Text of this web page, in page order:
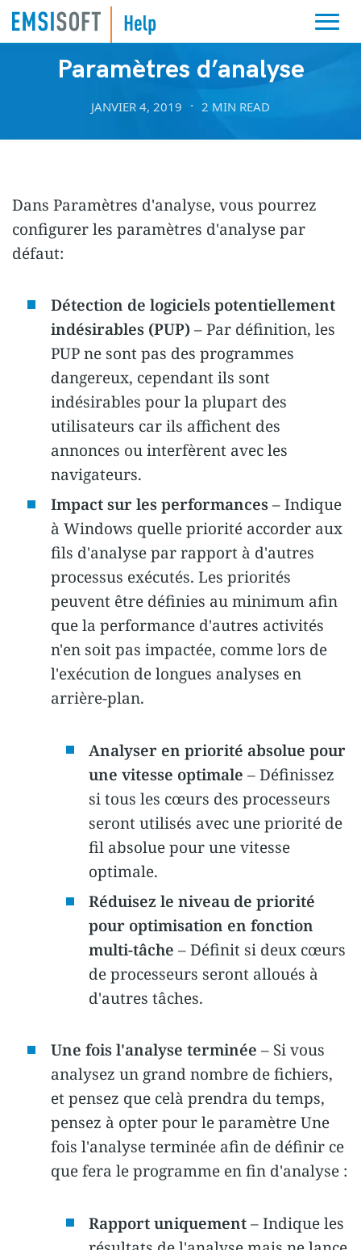
ANALYSES DE LOGICIELS MALVEILLANTS
Paramètres d’analyse
JANVIER 4, 2019 2 MIN READ
Dans Paramètres d'analyse, vous pourrez
configurer les paramètres d'analyse par
défaut:
Détection de logiciels potentiellement
indésirables (PUP) – Par définition, les
PUP ne sont pas des programmes
dangereux, cependant ils sont
indésirables pour la plupart des
utilisateurs car ils affichent des
annonces ou interfèrent avec les
navigateurs.
Impact sur les performances– Indique
à Windows quelle priorité accorder aux
fils d'analyse par rapport à d'autres
processus exécutés. Les priorités
peuvent être définies au minimum afin
que la performance d'autres activités
n'en soit pas impactée, comme lors de
l'exécution de longues analyses en
arrière-plan.
Analyser en priorité absolue pour
une vitesse optimale – Définissez
si tous les cœurs des processeurs
seront utilisés avec une priorité de
fil absolue pour une vitesse
optimale.
Réduisez le niveau de priorité
pour optimisation en fonction
multi-tâche – Définit si deux cœurs
de processeurs seront alloués à
d'autres tâches.
Une fois l'analyse terminée – Si vous
analysez un grand nombre de fichiers,
et pensez que celà prendra du temps,
pensez à opter pour le paramètre Une
fois l'analyse terminée afin de définir ce
que fera le programme en fin d'analyse :
Rapport uniquement– Indique les